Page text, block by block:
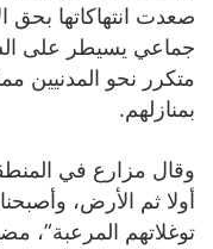
صعدت انتهاكاتها
جماعي يسيطر على
متكرر نحو المدنيين
بمنازلهم.
وقال مزارع في
أولا ثم الأرض،
توغلاتهم المرعبة”،